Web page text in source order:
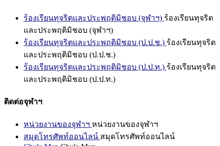
ร้องเรียนทุจริตและประพฤติมิชอบ (จุฬาฯ) ร้องเรียนทุจริต
และประพฤติมิชอบ (จุฬาฯ)
ร้องเรียนทุจริตและประพฤติมิชอบ (ป.ป.ช.) ร้องเรียนทุจริต
และประพฤติมิชอบ (ป.ป.ช.)
ร้องเรียนทุจริตและประพฤติมิชอบ (ป.ป.ท.) ร้องเรียนทุจริต
และประพฤติมิชอบ (ป.ป.ท.)
ติดต่อจุฬาฯ
หน่วยงานของจุฬาฯ หน่วยงานของจุฬาฯ
สมุดโทรศัพท์ออนไลน์ สมุดโทรศัพท์ออนไลน์